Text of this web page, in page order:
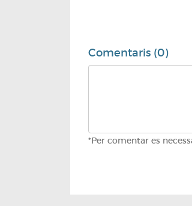
Comentaris (0)
*Per comentar es